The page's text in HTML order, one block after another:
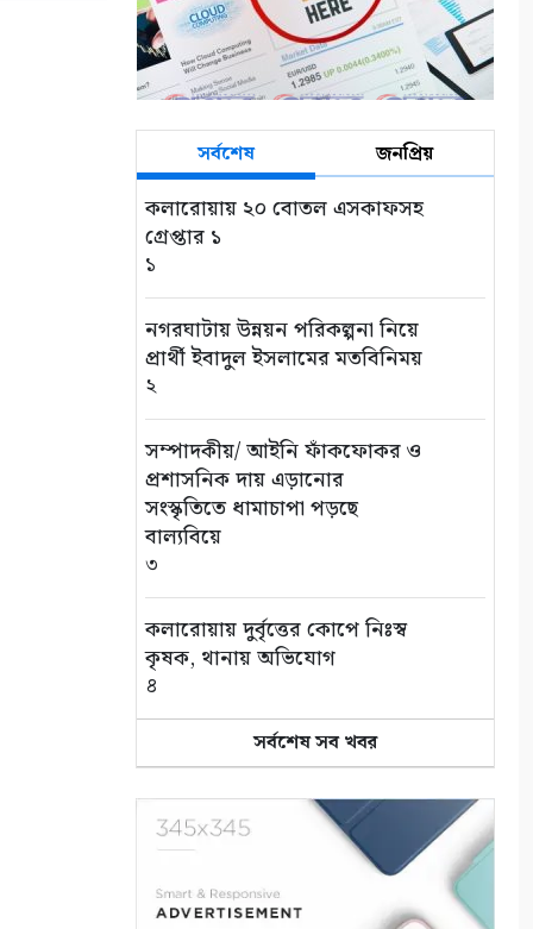
শ্যামনগরে সিএনআরএসের
জলবায়ু সহনশীলতা বিষয়ক প্রকল্প
সভা
১০
সর্বশেষ জনপ্রিয়
কলারোয়ায় ২০ বোতল এসকাফসহ
গ্রেপ্তার ১
১
নগরঘাটায় উন্নয়ন পরিকল্পনা নিয়ে
প্রার্থী ইবাদুল ইসলামের মতবিনিময়
২
সম্পাদকীয়/ আইনি ফাঁকফোকর ও
প্রশাসনিক দায় এড়ানোর
সংস্কৃতিতে ধামাচাপা পড়ছে
বাল্যবিয়ে
৩
কলারোয়ায় দুর্বৃত্তের কোপে নিঃস্ব
কৃষক, থানায় অভিযোগ
৪
সড়ক পথে চাঁদাবাজি বন্ধে সর্বোচ্চ
কঠোর অবস্থান: বাস ও ট্রাক
মালিক সমিতির সাথে জেলা
পুলিশের মতবিনিময়
সর্বশেষ সব খবর